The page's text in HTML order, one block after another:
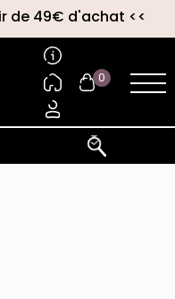
de 49€ d'achat <<
0